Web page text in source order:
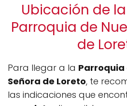
Ubicación de
Parroquia de
de
Para llegar a la Parroquia
Señora de Loreto, te
las indicaciones que